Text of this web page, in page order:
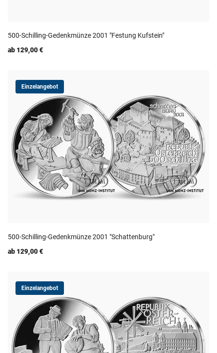
500-Schilling-Gedenkmünze 2001 "Festung Kufstein"
ab 129,00 €
Einzelangebot
500-Schilling-Gedenkmünze 2001 "Schattenburg"
ab 129,00 €
Einzelangebot